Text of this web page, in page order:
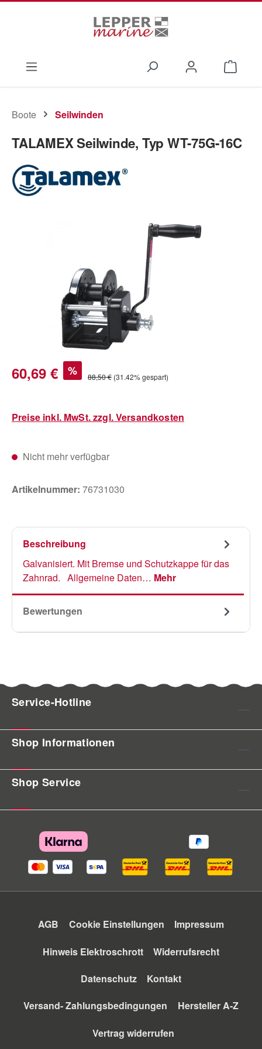
Boote Seilwinden
TALAMEX Seilwinde, Typ WT-75G-16C
Verkaufspreis:
60,69 € % Regulärer Preis:
88,50 € (31.42% gespart)
Preise inkl. MwSt. zzgl. Versandkosten
Nicht mehr verfügbar
Artikelnummer: 76731030
Beschreibung
Galvanisiert. Mit Bremse und Schutzkappe für das
Zahnrad. Allgemeine Daten… Mehr
Bewertungen
Service-Hotline
Shop Informationen
Shop Service
AGB Cookie Einstellungen Impressum
Hinweis Elektroschrott Widerrufsrecht
Datenschutz Kontakt
Versand- Zahlungsbedingungen Hersteller A-Z
Vertrag widerrufen